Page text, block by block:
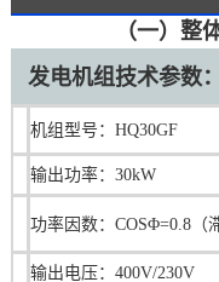
（一）整
发电机组技术参数：
机组型号：HQ30GF
输出功率：30kW
功率因数：COSΦ=0.8（
输出电压：400V/230V